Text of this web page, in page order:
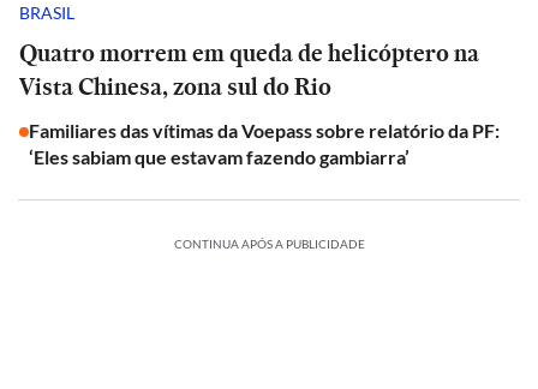
BRASIL
Quatro morrem em queda de helicóptero na
Vista Chinesa, zona sul do Rio
Familiares das vítimas da Voepass sobre relatório da PF:
‘Eles sabiam que estavam fazendo gambiarra’
CONTINUA APÓS A PUBLICIDADE